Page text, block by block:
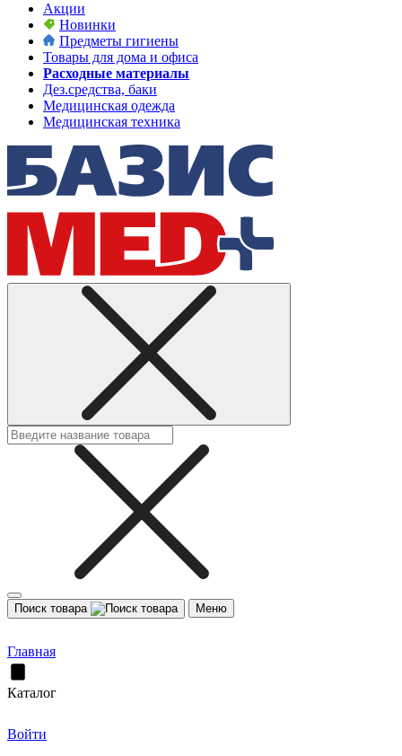
Акции
Новинки
Предметы гигиены
Товары для дома и офиса
Расходные материалы
Дез.средства, баки
Медицинская одежда
Медицинская техника
Поиск товара Меню
Главная
Каталог
Войти